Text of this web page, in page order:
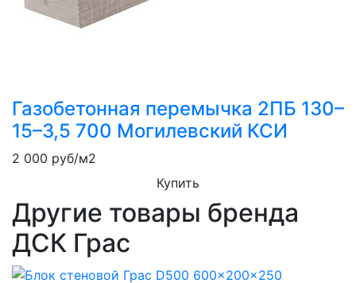
Газобетонная перемычка 2ПБ 130–
15–3,5 700 Могилевский КСИ
2 000 руб/м2
Купить
Другие товары бренда
ДСК Грас